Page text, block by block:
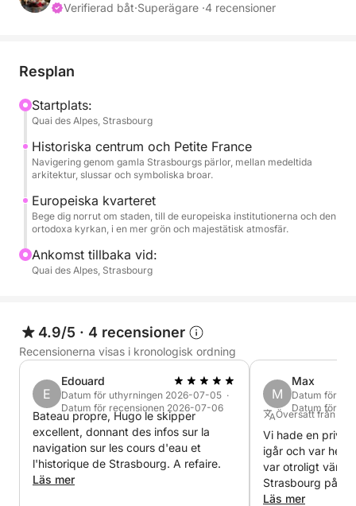
mellan arv, elegans och intimitet.
landskap och njuter av unika vyer över Alsaces
tid att beundra arkitekturen, historiska broar och
platser rik på historia, samtidigt som man njuter av
nuet.
Det som gör denna upplevelse unik är den subtila
blandningen av komfort, autenticitet och estetik.
Båten förför med sina vintagelinjer och mysiga
atmosfär, perfekt för en romantisk utflykt, en stund
med familjen eller en elegant resa med vänner. Som
ett alternativ kan du förhöja din kryssning med en
diskret, kommer att anpassa kryssningen efter dina
önskemål. Ett originellt, intimt och resolut elegant
sätt att återupptäcka Strasbourg.
Verifierad båt·Superägare ·4 recensioner
Resplan
Startplats:
Quai des Alpes, Strasbourg
Historiska centrum och Petite France
Navigering genom gamla Strasbourgs pärlor, mellan medeltida
arkitektur, slussar och symboliska broar.
Europeiska kvarteret
Bege dig norrut om staden, till de europeiska institutionerna och den
ortodoxa kyrkan, i en mer grön och majestätisk atmosfär.
Ankomst tillbaka vid:
Quai des Alpes, Strasbourg
4.9/5 · 4 recensioner
Recensionerna visas i kronologisk ordning
E
Edouard
Datum för uthyrningen 2026-07-05 ·
Datum för recensionen 2026-07-06
Bateau propre, Hugo le skipper
excellent, donnant des infos sur la
navigation sur les cours d'eau et
l'historique de Strasbourg. A refaire.
Läs mer
M
Max
Datum för
Datum för
Översatt från
Vi hade en
igår och var helt
var otroligt
Strasbourg på
sätt. Resan var i
Läs mer